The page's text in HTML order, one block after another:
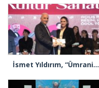
İsmet Yıldırım, “Ümraniye’de kültür ve sanat bir başka yaşanıyor”